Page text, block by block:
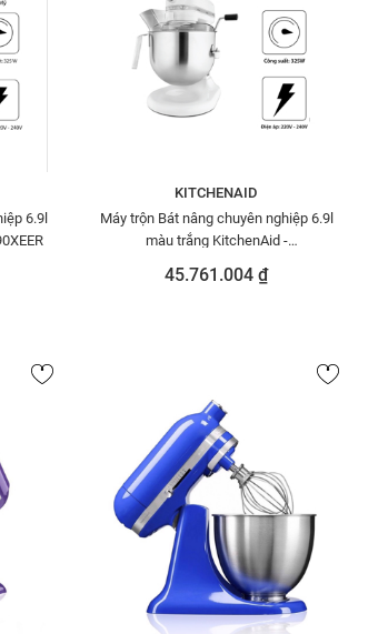
6.9l
KITCHENAID
Máy trộn Bát nâng chuyên nghiệp 6.9l
màu trắng KitchenAid -
45.761.004 ₫